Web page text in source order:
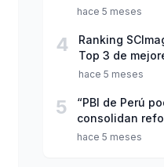
de inicio del
hace 5 meses
4
Ranking
Top 3 de
Perú
hace 5 meses
5
“PBI de Perú
consolidan
hace 5 meses